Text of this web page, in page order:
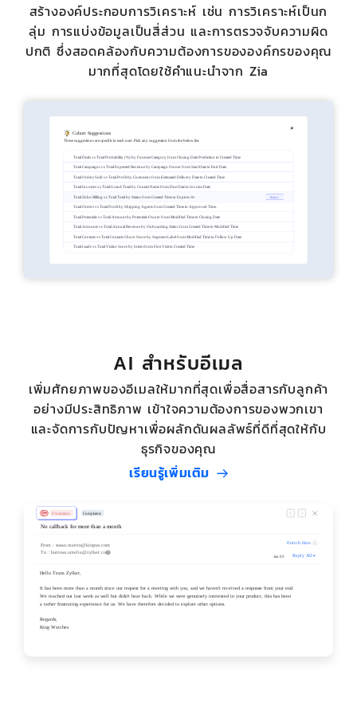
สร้างองค์ประกอบการวิเคราะห์ เช่น การวิเคราะห์เป็นก
ลุ่ม การแบ่งข้อมูลเป็นสี่ส่วน และการตรวจจับความผิด
ปกติ ซึ่งสอดคล้องกับความต้องการขององค์กรของคุณ
มากที่สุดโดยใช้คำแนะนำจาก Zia
AI สำหรับอีเมล
เพิ่มศักยภาพของอีเมลให้มากที่สุดเพื่อสื่อสารกับลูกค้า
อย่างมีประสิทธิภาพ เข้าใจความต้องการของพวกเขา
และจัดการกับปัญหาเพื่อผลักดันผลลัพธ์ที่ดีที่สุดให้กับ
ธุรกิจของคุณ
เรียนรู้เพิ่มเติม